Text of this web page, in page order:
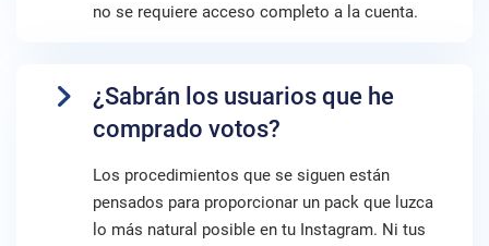
no se requiere acceso completo a la cuenta.
¿Sabrán los usuarios que he
comprado votos?
Los procedimientos que se siguen están
pensados para proporcionar un pack que luzca
lo más natural posible en tu Instagram. Ni tus